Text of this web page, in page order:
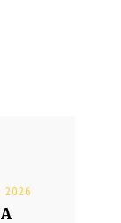
2026